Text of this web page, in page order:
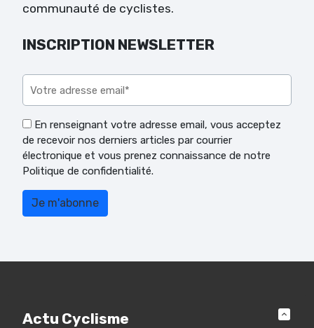
communauté de cyclistes.
INSCRIPTION NEWSLETTER
En renseignant votre adresse email, vous acceptez
de recevoir nos derniers articles par courrier
électronique et vous prenez connaissance de notre
Politique de confidentialité.
Actu Cyclisme